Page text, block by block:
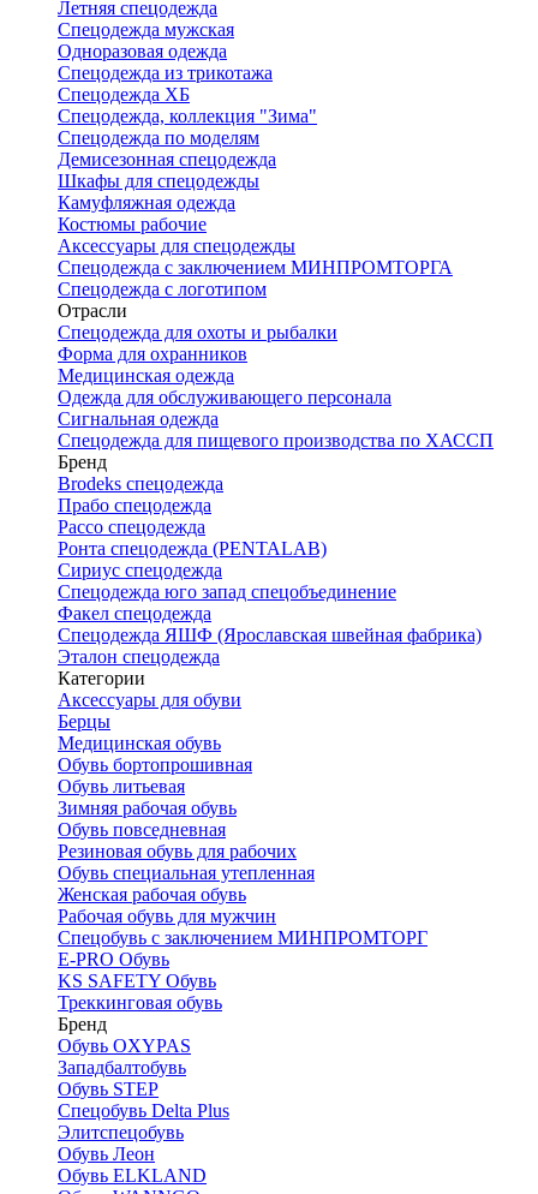
Летняя спецодежда
Спецодежда мужская
Одноразовая одежда
Спецодежда из трикотажа
Спецодежда ХБ
Спецодежда, коллекция "Зима"
Спецодежда по моделям
Демисезонная спецодежда
Шкафы для спецодежды
Камуфляжная одежда
Костюмы рабочие
Аксессуары для спецодежды
Спецодежда с заключением МИНПРОМТОРГА
Спецодежда с логотипом
Отрасли
Спецодежда для охоты и рыбалки
Форма для охранников
Медицинская одежда
Одежда для обслуживающего персонала
Сигнальная одежда
Спецодежда для пищевого производства по ХАССП
Бренд
Brodeks спецодежда
Прабо спецодежда
Рассо спецодежда
Ронта спецодежда (PENTALAB)
Сириус спецодежда
Спецодежда юго запад спецобъединение
Факел спецодежда
Спецодежда ЯШФ (Ярославская швейная фабрика)
Эталон спецодежда
Категории
Аксессуары для обуви
Берцы
Медицинская обувь
Обувь бортопрошивная
Обувь литьевая
Зимняя рабочая обувь
Обувь повседневная
Резиновая обувь для рабочих
Обувь специальная утепленная
Женская рабочая обувь
Рабочая обувь для мужчин
Спецобувь с заключением МИНПРОМТОРГ
E-PRO Обувь
KS SAFETY Обувь
Треккинговая обувь
Бренд
Обувь OXYPAS
Западбалтобувь
Обувь STEP
Спецобувь Delta Plus
Элитспецобувь
Обувь Леон
Обувь ELKLAND